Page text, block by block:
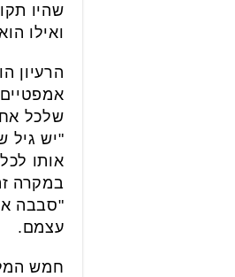
שהיו
ואילו
הרעיון
שלכל
"יש גיל
אותו
במקרה
"סבבה
עצמם.
חמש